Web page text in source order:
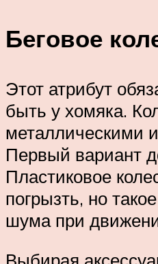
Беговое
Этот атрибут
быть у хомяка.
металлическими
Первый вариант
Пластиковое
погрызть, но
шума при